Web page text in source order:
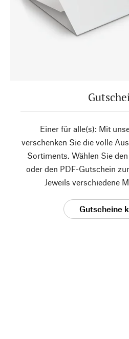
Einer für alle(s): Mit
verschenken Sie die volle
Sortiments. Wählen Sie
oder den PDF-Gutschein
Jeweils verschiedene
Gutscheine